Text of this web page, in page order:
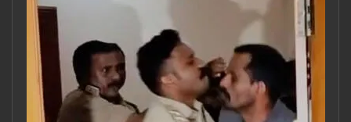
OBITUARY
NEWS 360